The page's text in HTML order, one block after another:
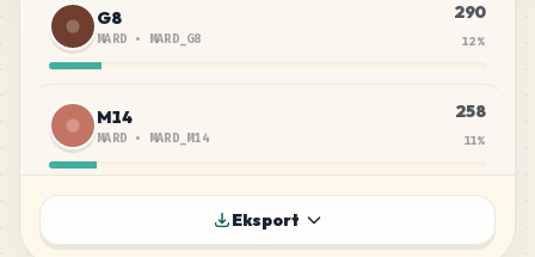
G8
MARD • MARD_G8
290
12%
M14
MARD • MARD_M14
258
11%
%
Eksport